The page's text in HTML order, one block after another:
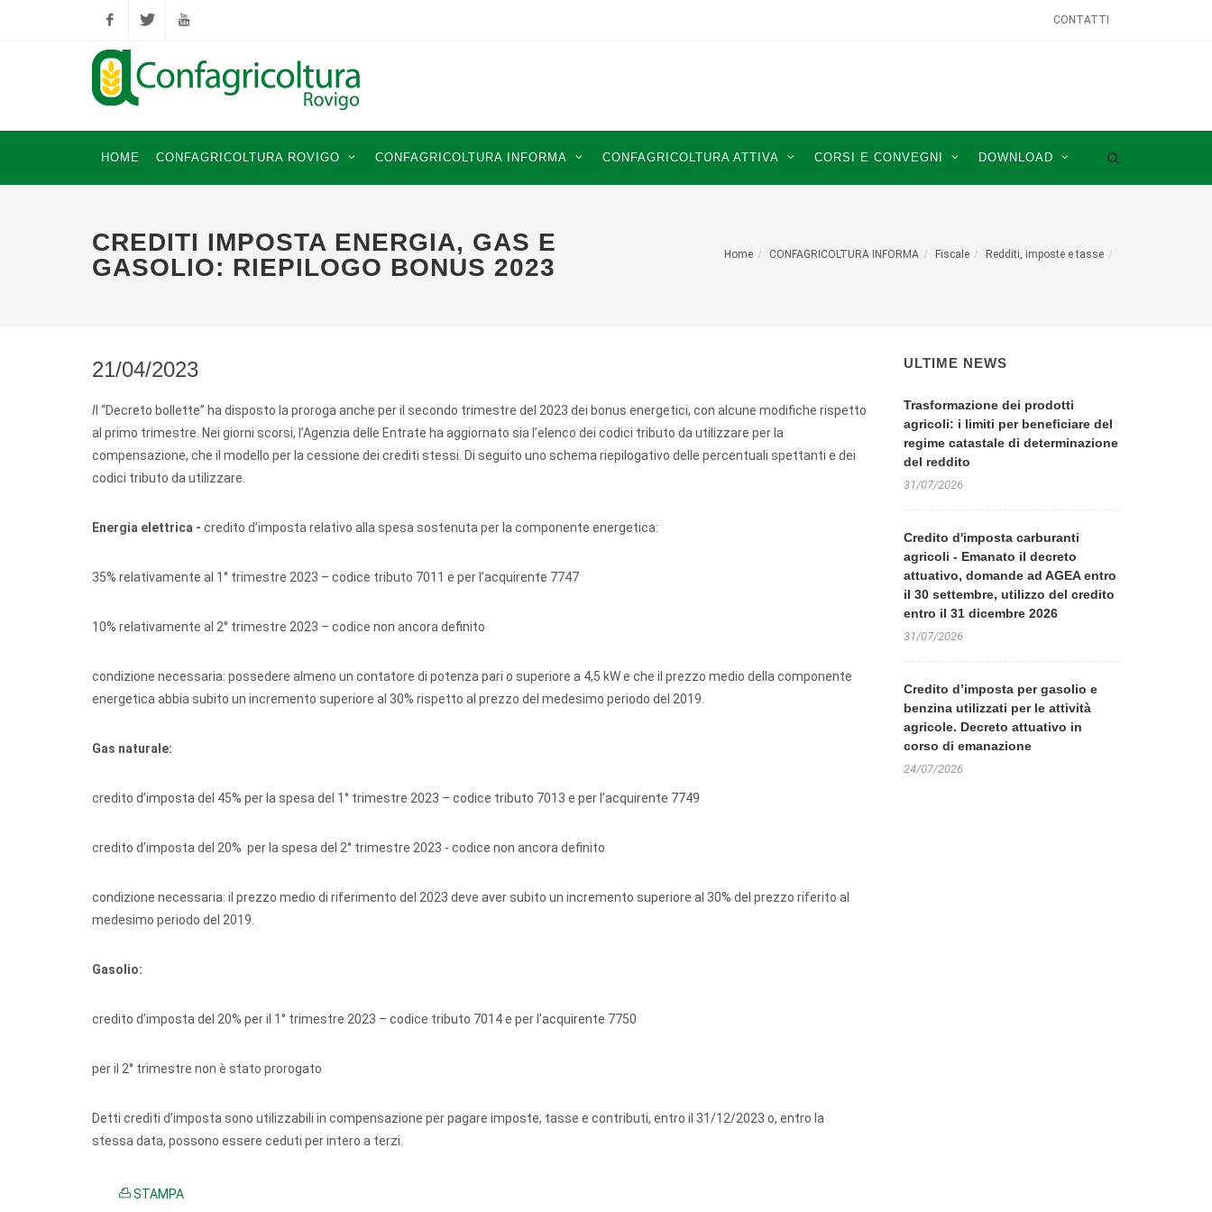
FacebookTwitter YouTube
CONTATTI
HOME CONFAGRICOLTURA ROVIGO CONFAGRICOLTURA INFORMA CONFAGRICOLTURA ATTIVA CORSI E CONVEGNI DOWNLOAD
CREDITI IMPOSTA ENERGIA, GAS E
GASOLIO: RIEPILOGO BONUS 2023
Home CONFAGRICOLTURA INFORMA Fiscale Redditi, imposte e tasse
21/04/2023
I l “Decreto bollette” ha disposto la proroga anche per il secondo trimestre del 2023 dei bonus energetici, con alcune modifiche rispetto
al primo trimestre. Nei giorni scorsi, l’Agenzia delle Entrate ha aggiornato sia l’elenco dei codici tributo da utilizzare per la
compensazione, che il modello per la cessione dei crediti stessi. Di seguito uno schema riepilogativo delle percentuali spettanti e dei
codici tributo da utilizzare.
Energia elettrica - credito d’imposta relativo alla spesa sostenuta per la componente energetica:
35% relativamente al 1° trimestre 2023 – codice tributo 7011 e per l’acquirente 7747
10% relativamente al 2° trimestre 2023 – codice non ancora definito
condizione necessaria: possedere almeno un contatore di potenza pari o superiore a 4,5 kW e che il prezzo medio della componente
energetica abbia subito un incremento superiore al 30% rispetto al prezzo del medesimo periodo del 2019.
Gas naturale:
credito d’imposta del 45% per la spesa del 1° trimestre 2023 – codice tributo 7013 e per l’acquirente 7749
credito d’imposta del 20% per la spesa del 2° trimestre 2023 - codice non ancora definito
condizione necessaria: il prezzo medio di riferimento del 2023 deve aver subito un incremento superiore al 30% del prezzo riferito al
medesimo periodo del 2019.
Gasolio:
credito d’imposta del 20% per il 1° trimestre 2023 – codice tributo 7014 e per l’acquirente 7750
per il 2° trimestre non è stato prorogato
Detti crediti d’imposta sono utilizzabili in compensazione per pagare imposte, tasse e contributi, entro il 31/12/2023 o, entro la
stessa data, possono essere ceduti per intero a terzi.
STAMPA
ULTIME NEWS
Trasformazione dei prodotti
agricoli: i limiti per beneficiare del
regime catastale di determinazione
del reddito
31/07/2026
Credito d'imposta carburanti
agricoli - Emanato il decreto
attuativo, domande ad AGEA entro
il 30 settembre, utilizzo del credito
entro il 31 dicembre 2026
31/07/2026
Credito d’imposta per gasolio e
benzina utilizzati per le attività
agricole. Decreto attuativo in
corso di emanazione
24/07/2026